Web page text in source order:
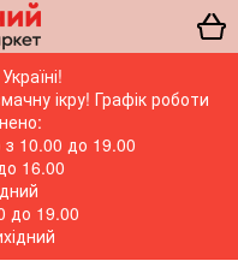
ікру! Графік роботи
10.00 до 19.00
16.00
до 19.00